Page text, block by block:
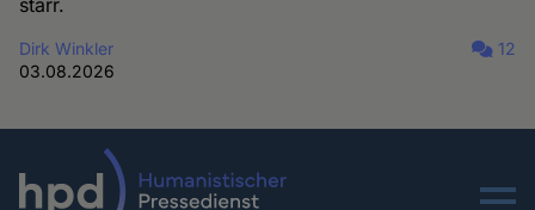
starr.
Dirk Winkler
03.08.2026
12